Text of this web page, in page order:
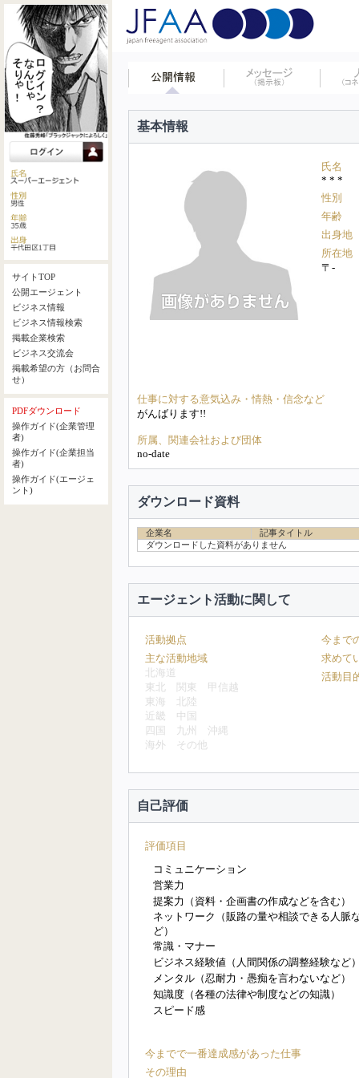
サイトTOP
公開エージェント
ビジネス情報
ビジネス情報検索
掲載企業検索
ビジネス交流会
掲載希望の方（お問合
せ）
PDFダウンロード
操作ガイド(企業管理
者)
操作ガイド(企業担当
者)
操作ガイド(エージェ
ント)
基本情報
氏名
* * *
性別
年齢
出身地
所在地
〒-
仕事に対する意気込み・情熱・信念など
がんばります!!
所属、関連会社および団体
no-date
ダウンロード資料
企業名
記事タイトル
ダウンロードした資料がありません
エージェント活動に関して
活動拠点
主な活動地域
北海道
東北
関東
甲信越
東海
北陸
近畿
中国
四国
九州
沖縄
海外
その他
今まで
求めて
活動目
自己評価
評価項目
コミュニケーション
営業力
提案力（資料・企画書の作成などを含む）
ネットワーク（販路の量や相談できる人脈
ど）
常識・マナー
ビジネス経験値（人間関係の調整経験など
メンタル（忍耐力・愚痴を言わないなど）
知識度（各種の法律や制度などの知識）
スピード感
今までで一番達成感があった仕事
その理由